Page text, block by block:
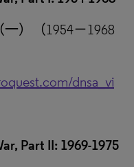
）（1954－1968
dnsa_vi
Part II: 1969-1975